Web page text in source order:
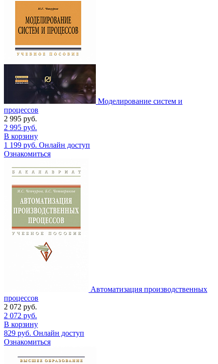
Моделирование систем и
процессов
2 995 руб.
2 995 руб.
В корзину
1 199 руб. Онлайн доступ
Ознакомиться
Автоматизация производственных
процессов
2 072 руб.
2 072 руб.
В корзину
829 руб. Онлайн доступ
Ознакомиться